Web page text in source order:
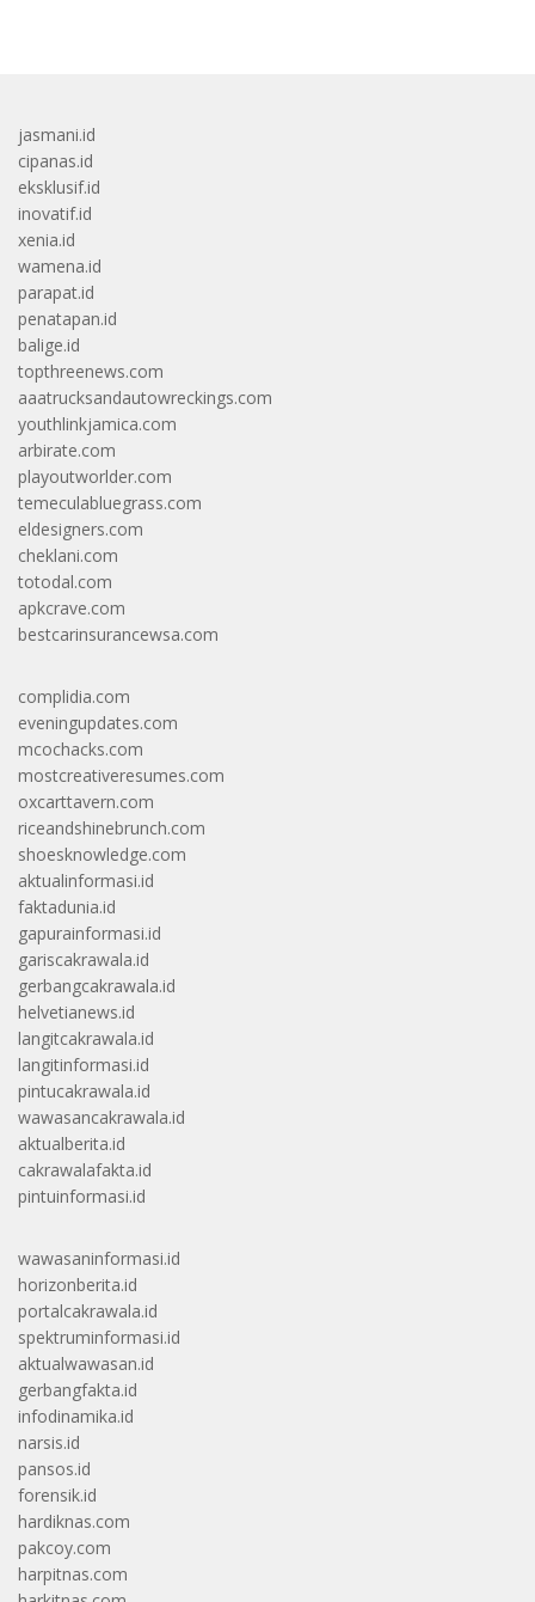
jasmani.id
cipanas.id
eksklusif.id
inovatif.id
xenia.id
wamena.id
parapat.id
penatapan.id
balige.id
topthreenews.com
aaatrucksandautowreckings.com
youthlinkjamica.com
arbirate.com
playoutworlder.com
temeculabluegrass.com
eldesigners.com
cheklani.com
totodal.com
apkcrave.com
bestcarinsurancewsa.com
complidia.com
eveningupdates.com
mcochacks.com
mostcreativeresumes.com
oxcarttavern.com
riceandshinebrunch.com
shoesknowledge.com
aktualinformasi.id
faktadunia.id
gapurainformasi.id
gariscakrawala.id
gerbangcakrawala.id
helvetianews.id
langitcakrawala.id
langitinformasi.id
pintucakrawala.id
wawasancakrawala.id
aktualberita.id
cakrawalafakta.id
pintuinformasi.id
wawasaninformasi.id
horizonberita.id
portalcakrawala.id
spektruminformasi.id
aktualwawasan.id
gerbangfakta.id
infodinamika.id
narsis.id
pansos.id
forensik.id
hardiknas.com
pakcoy.com
harpitnas.com